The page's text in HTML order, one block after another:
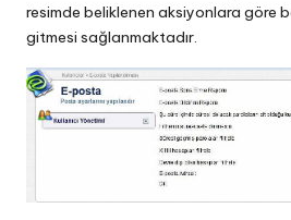
resimde beliklenen aksiyonlara göre
gitmesi sağlanmaktadır.